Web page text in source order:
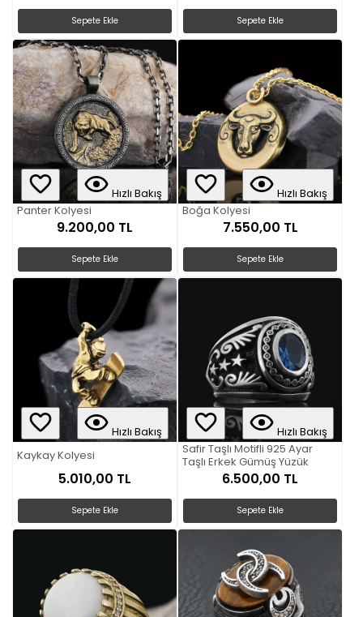
Sepete Ekle Sepete Ekle
Hızlı Bakış
Panter Kolyesi
9.200,00 TL
Sepete Ekle
Hızlı Bakış
Boğa Kolyesi
7.550,00 TL
Sepete Ekle
Hızlı Bakış
Kaykay Kolyesi
5.010,00 TL
Sepete Ekle
Hızlı Bakış
Safir Taşlı Motifli 925 Ayar
Taşlı Erkek Gümüş Yüzük
6.500,00 TL
Sepete Ekle